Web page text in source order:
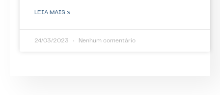
LEIA MAIS »
24/03/2023 Nenhum comentário